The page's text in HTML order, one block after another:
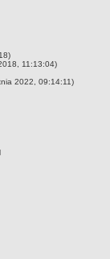
11:13:04)
2022, 09:14:11)